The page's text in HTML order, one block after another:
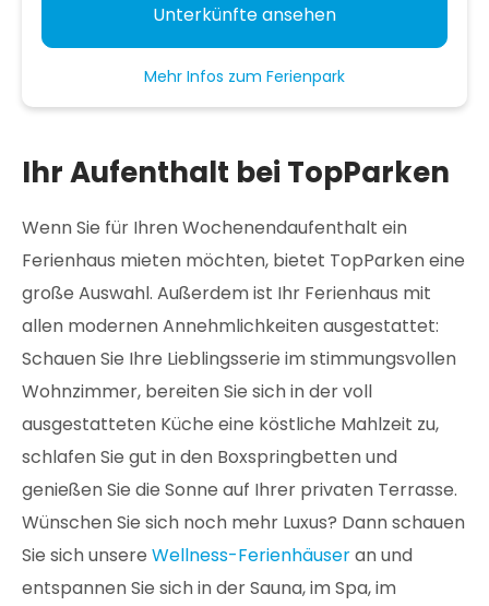
Unterkünfte ansehen
Mehr Infos zum Ferienpark
Ihr Aufenthalt bei TopParken
Wenn Sie für Ihren Wochenendaufenthalt ein
Ferienhaus mieten möchten, bietet TopParken eine
große Auswahl. Außerdem ist Ihr Ferienhaus mit
allen modernen Annehmlichkeiten ausgestattet:
Schauen Sie Ihre Lieblingsserie im stimmungsvollen
Wohnzimmer, bereiten Sie sich in der voll
ausgestatteten Küche eine köstliche Mahlzeit zu,
schlafen Sie gut in den Boxspringbetten und
genießen Sie die Sonne auf Ihrer privaten Terrasse.
Wünschen Sie sich noch mehr Luxus? Dann schauen
Sie sich unsere Wellness-Ferienhäuseran und
entspannen Sie sich in der Sauna, im Spa, im